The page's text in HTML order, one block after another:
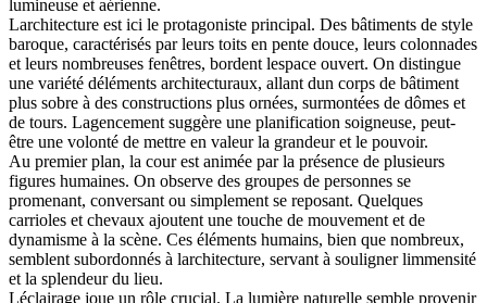
lumineuse et aérienne.
Larchitecture est ici le protagoniste principal. Des bâtiments de style
baroque, caractérisés par leurs toits en pente douce, leurs colonnades
et leurs nombreuses fenêtres, bordent lespace ouvert. On distingue
une variété déléments architecturaux, allant dun corps de bâtiment
plus sobre à des constructions plus ornées, surmontées de dômes et
de tours. Lagencement suggère une planification soigneuse, peut-
être une volonté de mettre en valeur la grandeur et le pouvoir.
Au premier plan, la cour est animée par la présence de plusieurs
figures humaines. On observe des groupes de personnes se
promenant, conversant ou simplement se reposant. Quelques
carrioles et chevaux ajoutent une touche de mouvement et de
dynamisme à la scène. Ces éléments humains, bien que nombreux,
semblent subordonnés à larchitecture, servant à souligner limmensité
et la splendeur du lieu.
Léclairage joue un rôle crucial. La lumière naturelle semble provenir